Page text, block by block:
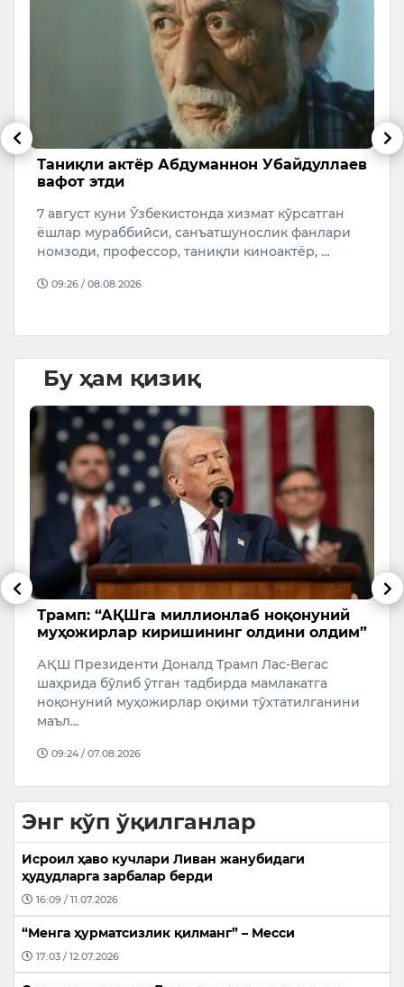
Таниқли актёр Абдуманнон Убайдуллаев
вафот этди
7 август куни Ўзбекистонда хизмат кўрсатган
ёшлар мураббийси, санъатшунослик фанлари
номзоди, профессор, таниқли киноактёр, …
09:26 / 08.08.2026
Бу ҳам қизиқ
Трамп: “АҚШга миллионлаб ноқонуний
муҳожирлар киришининг олдини олдим”
АҚШ Президенти Доналд Трамп Лас-Вегас
шаҳрида бўлиб ўтган тадбирда мамлакатга
ноқонуний муҳожирлар оқими тўхтатилганини
маъл…
09:24 / 07.08.2026
Энг кўп ўқилганлар
Исроил ҳаво кучлари Ливан жанубидаги
ҳудудларга зарбалар берди
16:09 / 11.07.2026
“Менга ҳурматсизлик қилманг” – Месси
17:03 / 12.07.2026